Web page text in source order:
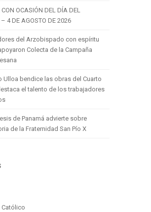
OCASIÓN DEL DÍA DEL
– 4 DE AGOSTO DE 2026
del Arzobispado con espíritu
Colecta de la Campaña
Ulloa bendice las obras del Cuarto
el talento de los trabajadores
de Panamá advierte sobre
de la Fraternidad San Pío X
Católico